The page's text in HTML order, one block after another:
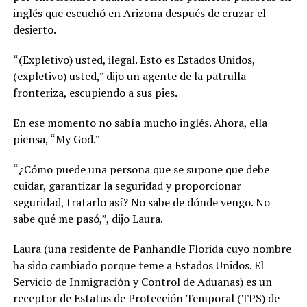
inglés que escuchó en Arizona después de cruzar el
desierto.
“(Expletivo) usted, ilegal. Esto es Estados Unidos,
(expletivo) usted,” dijo un agente de la patrulla
fronteriza, escupiendo a sus pies.
En ese momento no sabía mucho inglés. Ahora, ella
piensa, “My God.”
“¿Cómo puede una persona que se supone que debe
cuidar, garantizar la seguridad y proporcionar
seguridad, tratarlo así? No sabe de dónde vengo. No
sabe qué me pasó,”, dijo Laura.
Laura (una residente de Panhandle Florida cuyo nombre
ha sido cambiado porque teme a Estados Unidos. El
Servicio de Inmigración y Control de Aduanas) es un
receptor de Estatus de Protección Temporal (TPS) de